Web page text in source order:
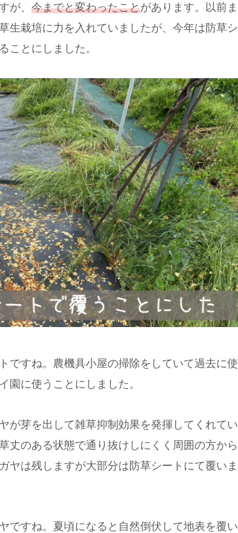
が、 今までと変わったことがあります。以前ま
生栽培に力を入れていましたが、今年は防草シ
ことにしました。
ですね。農機具小屋の掃除をしていて過去に使
園に使うことにしました。
が芽を出して雑草抑制効果を発揮してくれてい
丈のある状態で通り抜けしにくく周囲の方から
ヤは残しますが大部分は防草シートにて覆いま
ですね。夏頃になると自然倒伏して地表を覆い